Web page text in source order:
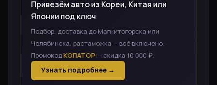
Привезём авто из Кореи, Китая или
Японии под ключ
Подбор, доставка до Магнитогорска или
Челябинска, растаможка — всё включено.
ПромокодКОПАТОР — скидка 10 000 ₽.
Узнать подробнее →